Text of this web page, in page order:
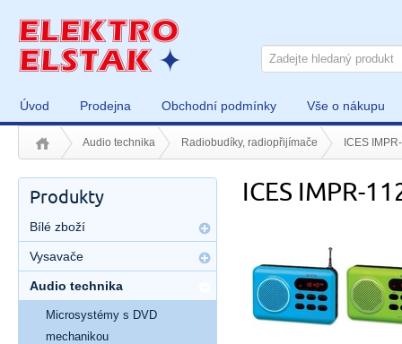
Úvod Prodejna Obchodní podmínky Vše o nákupu
Audio technika Radiobudíky, radiopřijímače ICES
ICES IMPR-
Produkty
Bílé zboží
Vysavače
Audio technika
Microsystémy s DVD
mechanikou